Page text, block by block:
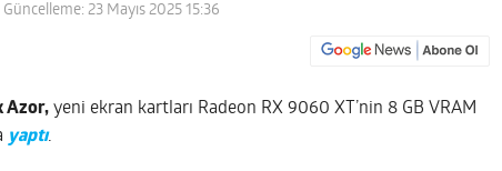
Güncelleme: 23 Mayıs 2025 15:36
Azor, yeni ekran kartları Radeon RX 9060 XT’nin 8 GB VRAM
yaptı.